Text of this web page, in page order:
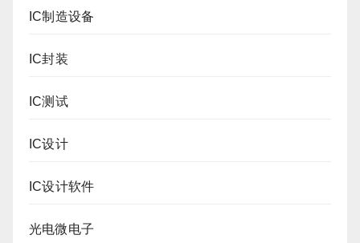
IC制造设备
IC封装
IC测试
IC设计
IC设计软件
光电微电子